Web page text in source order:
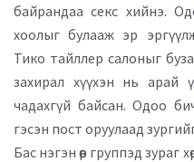
байрандаа секс хийнэ.
хоолыг булааж эр
Тико тайллер салоныг
захирал хүүхэн нь арай
чадахгүй байсан. Одоо
гэсэн пост оруулаад
Бас нэгэн өөр группэд зураг